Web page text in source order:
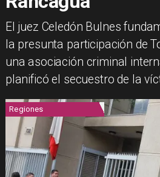
El juez Celedón Bulnes
la presunta participación de
una asociación criminal
planificó el secuestro de la
Regiones